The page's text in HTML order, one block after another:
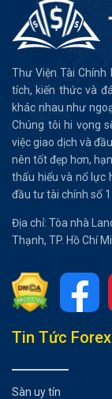
Thư Viện Tài
tích, kiến thức và
khác nhau như
Chúng tôi hi vọng
việc giao dịch và
nên tốt đẹp hơn,
thấu hiểu và nổ lực
đầu tư tài chính số 1
Địa chỉ: Tòa nhà
Thạnh, TP. Hồ Chí
Tổng hợp bài
Tin Tức Forex
Sàn uy tín